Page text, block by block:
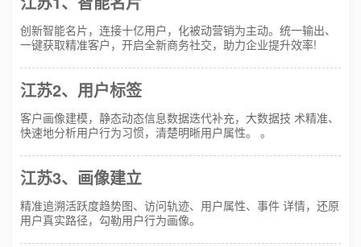
创新智能名片，连接十亿用户，化被动营销为主动。统一输出、
一键获取精准客户，开启全新商务社交，助力企业提升效率!
江苏2、用户标签
客户画像建模，静态动态信息数据迭代补充，大数据技 术精准、
快速地分析用户行为习惯，清楚明晰用户属性。 。
江苏3、画像建立
精准追溯活跃度趋势图、访问轨迹、用户属性、事件 详情，还原
用户真实路径，勾勒用户行为画像。